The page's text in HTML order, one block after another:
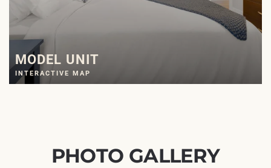
MODEL UNIT
INTERACTIVE MAP
PHOTO GALLERY